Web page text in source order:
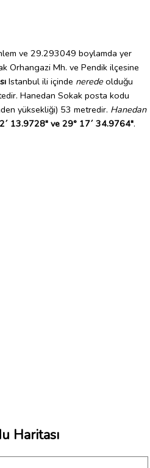
ve 29.293049 boylamda yer
Orhangazi Mh. ve Pendik ilçesine
Istanbul ili içinde nerede olduğu
Hanedan Sokak posta kodu
yüksekliği) 53 metredir. Hanedan
13.9728" ve 29° 17´ 34.9764".
Haritası